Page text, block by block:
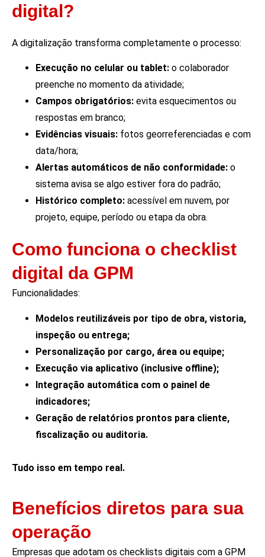
digital?
A digitalização transforma completamente o processo:
Execução no celular ou tablet: o colaborador
preenche no momento da atividade;
Campos obrigatórios: evita esquecimentos ou
respostas em branco;
Evidências visuais: fotos georreferenciadas e com
data/hora;
Alertas automáticos de não conformidade: o
sistema avisa se algo estiver fora do padrão;
Histórico completo: acessível em nuvem, por
projeto, equipe, período ou etapa da obra.
Como funciona o checklist
digital da GPM
Funcionalidades:
Modelos reutilizáveis por tipo de obra, vistoria,
inspeção ou entrega;
Personalização por cargo, área ou equipe;
Execução via aplicativo (inclusive offline);
Integração automática com o painel de
indicadores;
Geração de relatórios prontos para cliente,
fiscalização ou auditoria.
Tudo isso em tempo real.
Benefícios diretos para sua
operação
Empresas que adotam os checklists digitais com a GPM